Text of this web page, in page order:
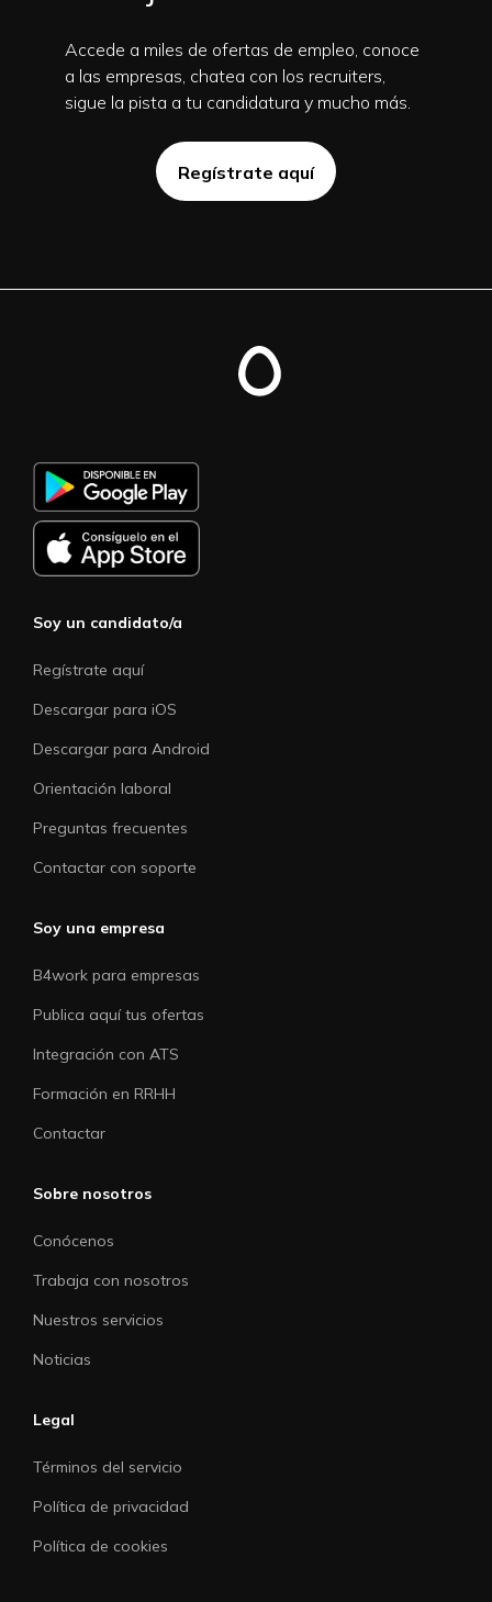
Accede a miles de ofertas de empleo, conoce
a las empresas, chatea con los recruiters,
sigue la pista a tu candidatura y mucho más.
Regístrate aquí
Soy un candidato/a
Regístrate aquí
Descargar para iOS
Descargar para Android
Orientación laboral
Preguntas frecuentes
Contactar con soporte
Soy una empresa
B4work para empresas
Publica aquí tus ofertas
Integración con ATS
Formación en RRHH
Contactar
Sobre nosotros
Conócenos
Trabaja con nosotros
Nuestros servicios
Noticias
Legal
Términos del servicio
Política de privacidad
Política de cookies